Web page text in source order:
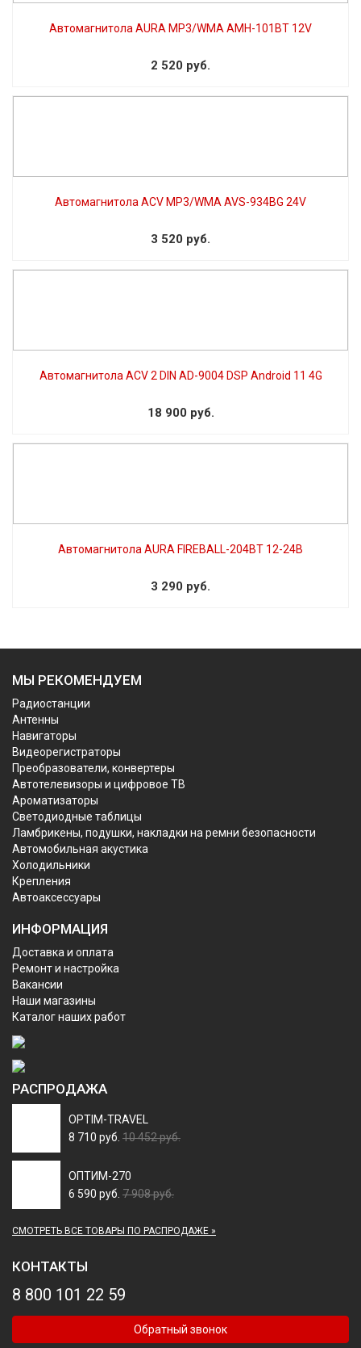
Автомагнитола AURA MP3/WMA AMH-101BT 12V
2 520 руб.
Автомагнитола ACV MP3/WMA AVS-934BG 24V
3 520 руб.
Автомагнитола ACV 2 DIN AD-9004 DSP Android 11 4G
18 900 руб.
Автомагнитола AURA FIREBALL-204BT 12-24В
3 290 руб.
МЫ РЕКОМЕНДУЕМ
Радиостанции
Антенны
Навигаторы
Видеорегистраторы
Преобразователи, конвертеры
Автотелевизоры и цифровое ТВ
Ароматизаторы
Светодиодные таблицы
Ламбрикены, подушки, накладки на ремни безопасности
Автомобильная акустика
Холодильники
Крепления
Автоаксессуары
ИНФОРМАЦИЯ
Доставка и оплата
Ремонт и настройка
Вакансии
Наши магазины
Каталог наших работ
РАСПРОДАЖА
OPTIM-TRAVEL
8 710 руб. 10 452 руб.
ОПТИМ-270
6 590 руб. 7 908 руб.
СМОТРЕТЬ ВСЕ ТОВАРЫ ПО РАСПРОДАЖЕ »
КОНТАКТЫ
8 800 101 22 59
Обратный звонок